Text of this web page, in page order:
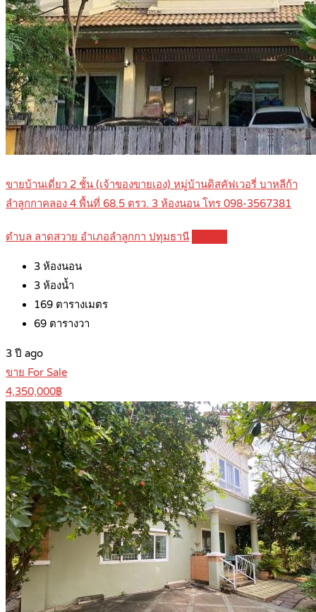
ขายบ้านเดี่ยว 2 ชั้น (เจ้าของขายเอง) หมู่บ้านดิสคัฟเวอรี่ บาหลีก้า
ลำลูกกาคลอง 4 พื้นที่ 68.5 ตรว. 3 ห้องนอน โทร 098-3567381
ตำบล ลาดสวาย อำเภอลำลูกกา ปทุมธานี
3 ห้องนอน
3 ห้องน้ำ
169 ตารางเมตร
69 ตารางวา
3 ปี ago
ขาย For Sale
4,350,000฿